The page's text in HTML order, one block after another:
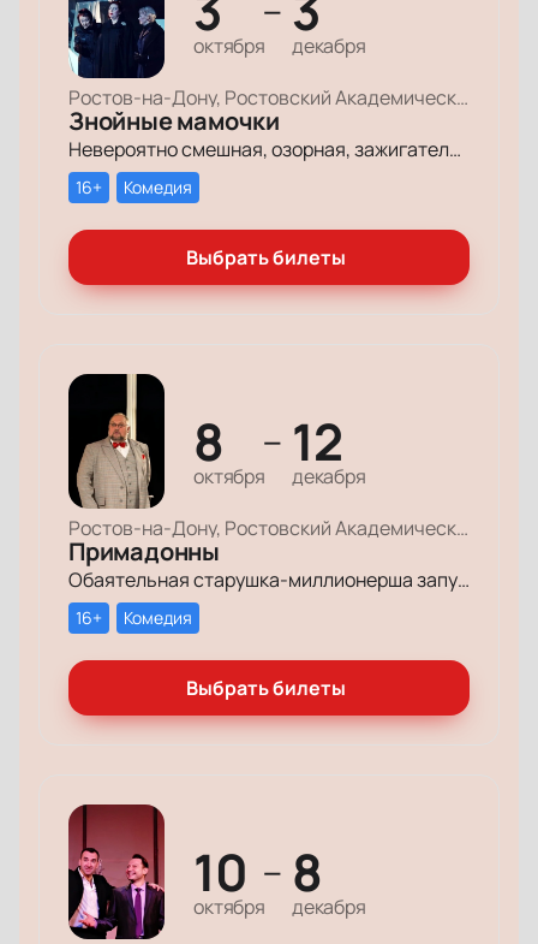
октября
—
декабря
Ростов-на-Дону, Ростовский Академический Театр Драмы, Малая сцена
Знойные мамочки
Невероятно смешная, озорная, зажигательная комедия – о том, как две прекрасные леди степенного возраста вовсе не торопятся остепеняться, и подают своим уже взрослым детям отличный пример, как жить на полную катушку.
16+ Комедия
Выбрать билеты
8
октября
— 12
декабря
Ростов-на-Дону, Ростовский Академический Театр Драмы, Большая сцена
Примадонны
Обаятельная старушка-миллионерша запускает грандиозный поиск своих долгопотерянных племянниц, чтобы открыть им двери в мир богатства и оставить в наследство свои миллионы.
16+ Комедия
Выбрать билеты
10
октября
— 8
декабря